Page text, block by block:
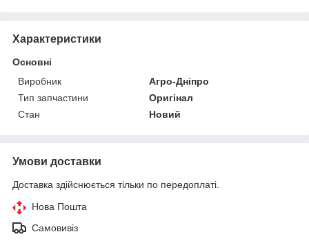
Характеристики
Основні
Виробник
Агро-Дніпро
Тип запчастини
Оригінал
Стан
Новий
Умови доставки
Доставка здійснюється тільки по передоплаті.
Нова Пошта
Самовивіз